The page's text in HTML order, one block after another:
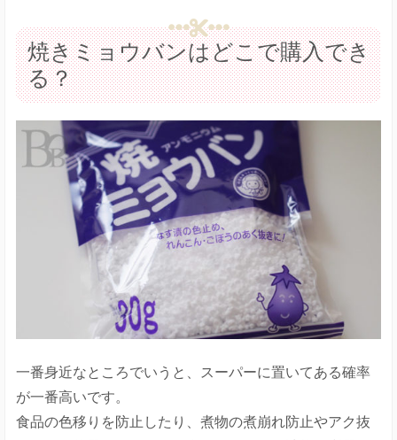
焼きミョウバンはどこで購入でき
る？
一番身近なところでいうと、スーパーに置いてある確率
が一番高いです。
食品の色移りを防止したり、煮物の煮崩れ防止やアク抜